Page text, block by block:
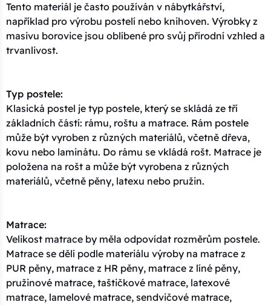
Tento materiál je často používán v nábytkářství,
například pro výrobu postelí nebo knihoven. Výrobky z
masivu borovice jsou oblíbené pro svůj přírodní vzhled a
trvanlivost.
Typ postele:
Klasická postel je typ postele, který se skládá ze tří
základních částí: rámu, roštu a matrace. Rám postele
může být vyroben z různých materiálů, včetně dřeva,
kovu nebo laminátu. Do rámu se vkládá rošt. Matrace je
položena na rošt a může být vyrobena z různých
materiálů, včetně pěny, latexu nebo pružin.
Matrace:
Velikost matrace by měla odpovídat rozměrům postele.
Matrace se dělí podle materiálu výroby na matrace z
PUR pěny, matrace z HR pěny, matrace z líné pěny,
pružinové matrace, taštičkové matrace, latexové
matrace, lamelové matrace, sendvičové matrace,